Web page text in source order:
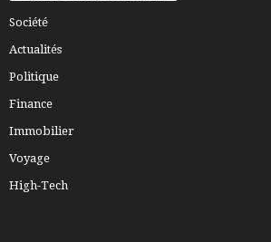
Société
Actualités
Politique
Finance
Immobilier
Voyage
High-Tech